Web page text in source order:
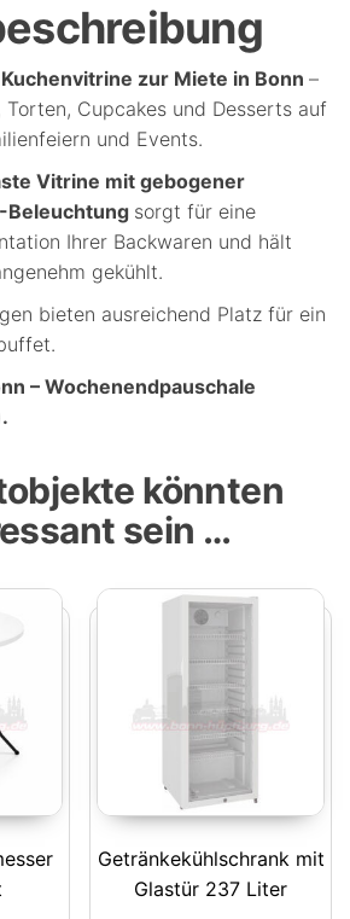
zur Miete in Bonn –
Cupcakes und Desserts auf
und Events.
Vitrine mit gebogener
Beleuchtung sorgt für eine
Ihrer Backwaren und hält
gekühlt.
bieten ausreichend Platz für ein
– Wochenendpauschale
könnten
sein …
Getränkekühlschrank mit
Glastür 237 Liter